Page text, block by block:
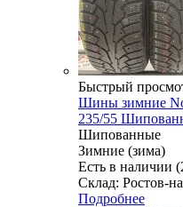
Быстрый
Шины зимние
235/55
Шипованные
Зимние (зима)
Есть в наличии
Склад: Ростов-
Подробнее